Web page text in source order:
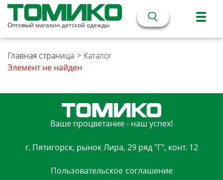
Оптовый магазин детской одежды
Главная страница > Каталог
Элемент не найден
Ваше процветание - наш успех!
г. Пятигорск, рынок Лира, 29 ряд "Г", конт. 12
Пользовательское соглашение